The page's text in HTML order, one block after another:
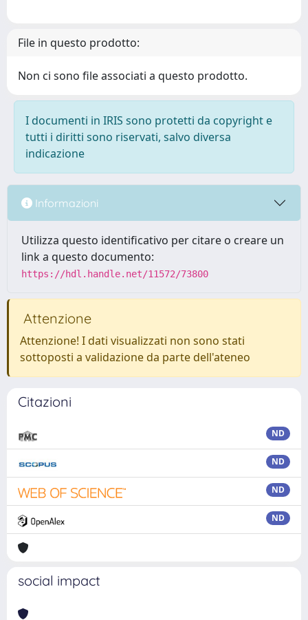
File in questo prodotto:
Non ci sono file associati a questo prodotto.
I documenti in IRIS sono protetti da copyright e
tutti i diritti sono riservati, salvo diversa
indicazione
Informazioni
Utilizza questo identificativo per citare o creare un
link a questo documento:
https://hdl.handle.net/11572/73800
Attenzione
Attenzione! I dati visualizzati non sono stati
sottoposti a validazione da parte dell'ateneo
Citazioni
ND
ND
ND
ND
social impact